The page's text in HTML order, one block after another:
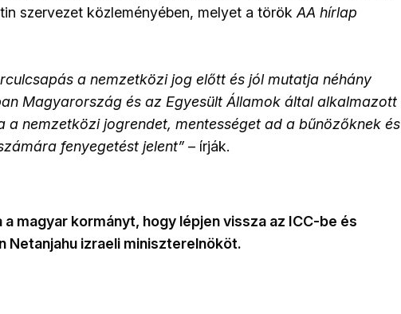
szervezet közleményében, melyet a törökAA hírlap
a nemzetközi jog előtt és jól mutatja néhány
Magyarország és az Egyesült Államok által alkalmazott
a nemzetközi jogrendet, mentességet ad a bűnözőknek és
fenyegetést jelent” – írják.
magyar kormányt, hogy lépjen vissza az ICC-be és
Netanjahu izraeli miniszterelnököt.